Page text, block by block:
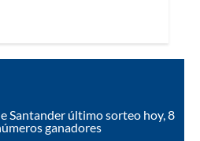
Santander último sorteo hoy, 8
ganadores